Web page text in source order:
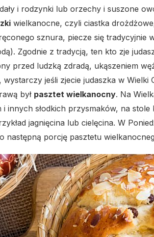
i rodzynki lub orzechy i suszone
wielkanocne, czyli ciastka
sznura, piecze się tradycyjnie
Zgodnie z tradycją, ten kto zje
przed ludzką zdradą, ukąszeniem
wystarczy jeśli zjecie judaszka w Wielki
był pasztet wielkanocny. Na
innych słodkich przysmaków, na stole
jagnięcina lub cielęcina. W
następną porcję pasztetu